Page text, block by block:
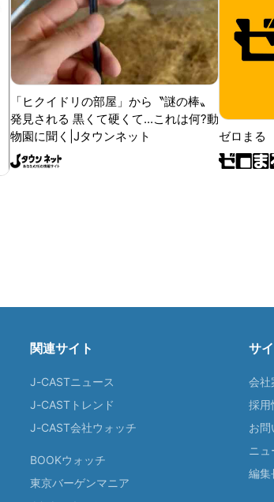
「ヒクイドリの部屋」から〝謎の棒〟
発見される 黒くて硬くて...これは何?動
物園に聞く|Jタウンネット
ゼロまる
関連サイト
J-CASTニュース
J-CASTトレンド
J-CAST会社ウォッチ
BOOKウォッチ
東京バーゲンマニア
サ
会社
採用
お問
ニ
編集